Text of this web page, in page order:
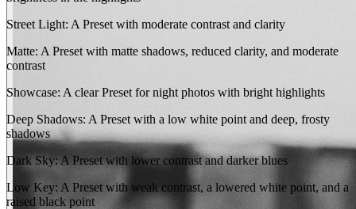
Street Light: A Preset with moderate contrast and clarity
Matte: A Preset with matte shadows, reduced clarity, and moderate
contrast
Showcase: A clear Preset for night photos with bright highlights
Deep Shadows: A Preset with a low white point and deep, frosty
shadows
Dark Sky: A Preset with lower contrast and darker blues
Low Key: A Preset with weak contrast, a lowered white point, and a
raised black point